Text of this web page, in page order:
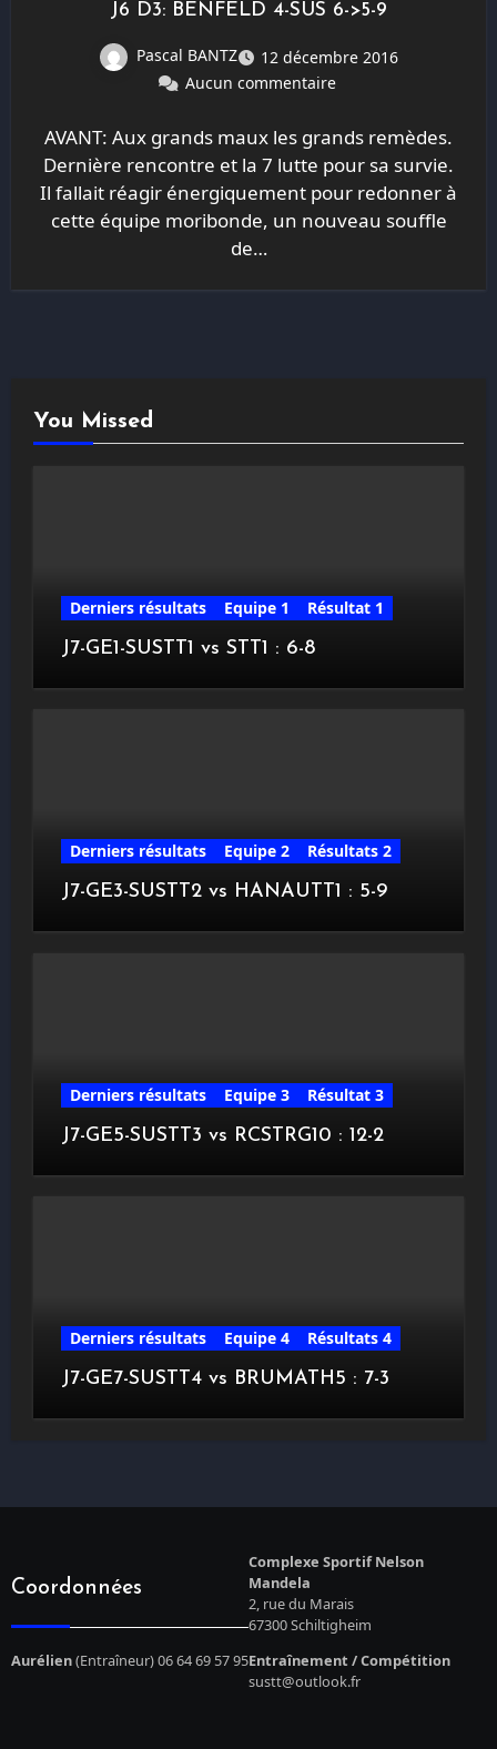
J6 D3: BENFELD 4-SUS 6->5-9
Pascal BANTZ
12 décembre 2016
Aucun commentaire
AVANT: Aux grands maux les grands remèdes.
Dernière rencontre et la 7 lutte pour sa survie.
Il fallait réagir énergiquement pour redonner à
cette équipe moribonde, un nouveau souffle
de…
You Missed
Derniers résultats Equipe 1
Résultat 1
J7-GE1-SUSTT1 vs STT1 : 6-8
Derniers résultats Equipe 2
Résultats 2
J7-GE3-SUSTT2 vs HANAUTT1 : 5-9
Derniers résultats Equipe 3
Résultat 3
J7-GE5-SUSTT3 vs RCSTRG10 : 12-2
Derniers résultats Equipe 4
Résultats 4
J7-GE7-SUSTT4 vs BRUMATH5 : 7-3
Coordonnées
Complexe Sportif Nelson
Mandela
2, rue du Marais
67300 Schiltigheim
Aurélien(Entraîneur) 06 64 69 57 95Entraînement / Compétition
sustt@outlook.fr